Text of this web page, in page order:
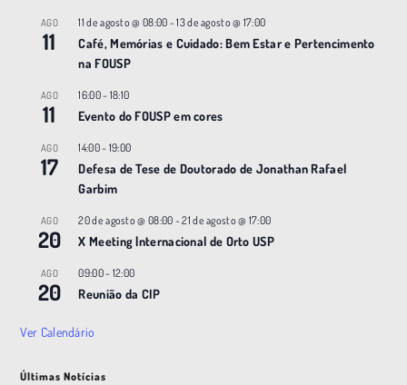
AGO
11
11 de agosto @ 08:00 -13 de agosto @ 17:00
Café, Memórias e Cuidado: Bem Estar e Pertencimento
na FOUSP
AGO
11
16:00- 18:10
Evento do FOUSP em cores
AGO
17
14:00- 19:00
Defesa de Tese de Doutorado de Jonathan Rafael
Garbim
AGO
20
20 de agosto @ 08:00 -21 de agosto @ 17:00
X Meeting |nternacional de Orto USP
AGO
20
09:00- 12:00
Reunião da CIP
Ver Calendário
Últimas Notícias